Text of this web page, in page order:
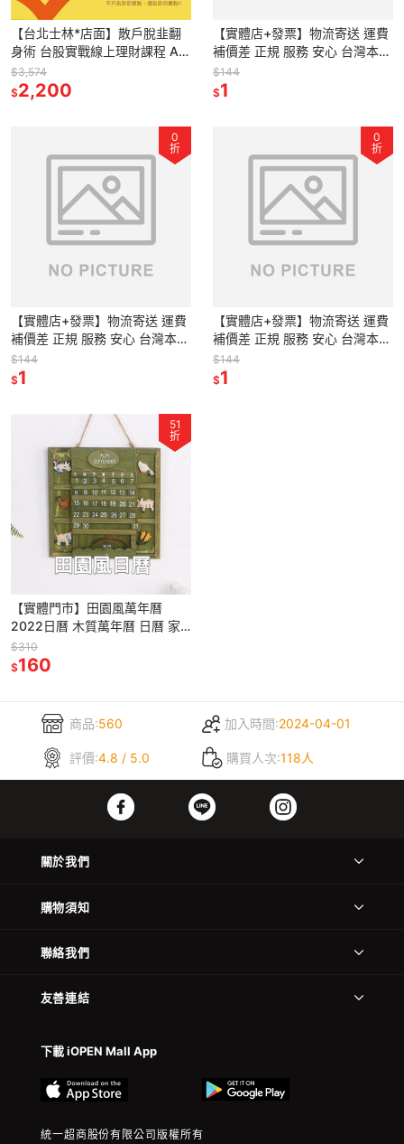
【台北士林*店面】散戶脫韭翻
身術 台股實戰線上理財課程 AI
科學數據輔助 了解散戶常犯錯誤
擺脫韭菜命運 送禮
$3,574
$2,200
【實體店+發票】物流寄送 運費
補價差 正規 服務 安心 台灣本島
宅配與超商寄送 送禮
$144
$1
0
折
【實體店+發票】物流寄送 運費
補價差 正規 服務 安心 台灣本島
宅配與超商寄送 送禮
$144
$1
0
折
【實體店+發票】物流寄送 運費
補價差 正規 服務 安心 台灣本島
宅配與超商寄送 送禮
$144
$1
51
折
【實體門市】田園風萬年曆
2022日曆 木質萬年曆 日曆 家
居擺飾 萬年日曆 木製日曆 禮物
$310
$160
商品:560 加入時間:2024-04-01
評價:4.8 / 5.0 購買人次:118人
關於我們
購物須知
聯絡我們
友善連結
下載 iOPEN Mall App
統一超商股份有限公司版權所有